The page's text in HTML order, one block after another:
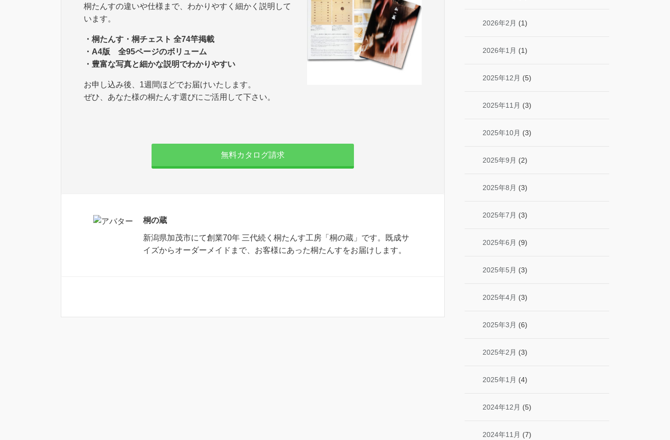
桐たんすの違いや仕様まで、わかりやすく細かく説明して
います。
・桐たんす・桐チェスト 全74竿掲載
・A4版 全95ページのボリューム
・豊富な写真と細かな説明でわかりやすい
お申し込み後、1週間ほどでお届けいたします。
ぜひ、あなた様の桐たんす選びにご活用して下さい。
無料カタログ請求
桐の蔵
新潟県加茂市にて創業70年 三代続く桐たんす工房「桐の蔵」です。既成サ
イズからオーダーメイドまで、お客様にあった桐たんすをお届けします。
2026年2月 (1)
2026年1月 (1)
2025年12月 (5)
2025年11月 (3)
2025年10月 (3)
2025年9月 (2)
2025年8月 (3)
2025年7月 (3)
2025年6月 (9)
2025年5月 (3)
2025年4月 (3)
2025年3月 (6)
2025年2月 (3)
2025年1月 (4)
2024年12月 (5)
2024年11月 (7)